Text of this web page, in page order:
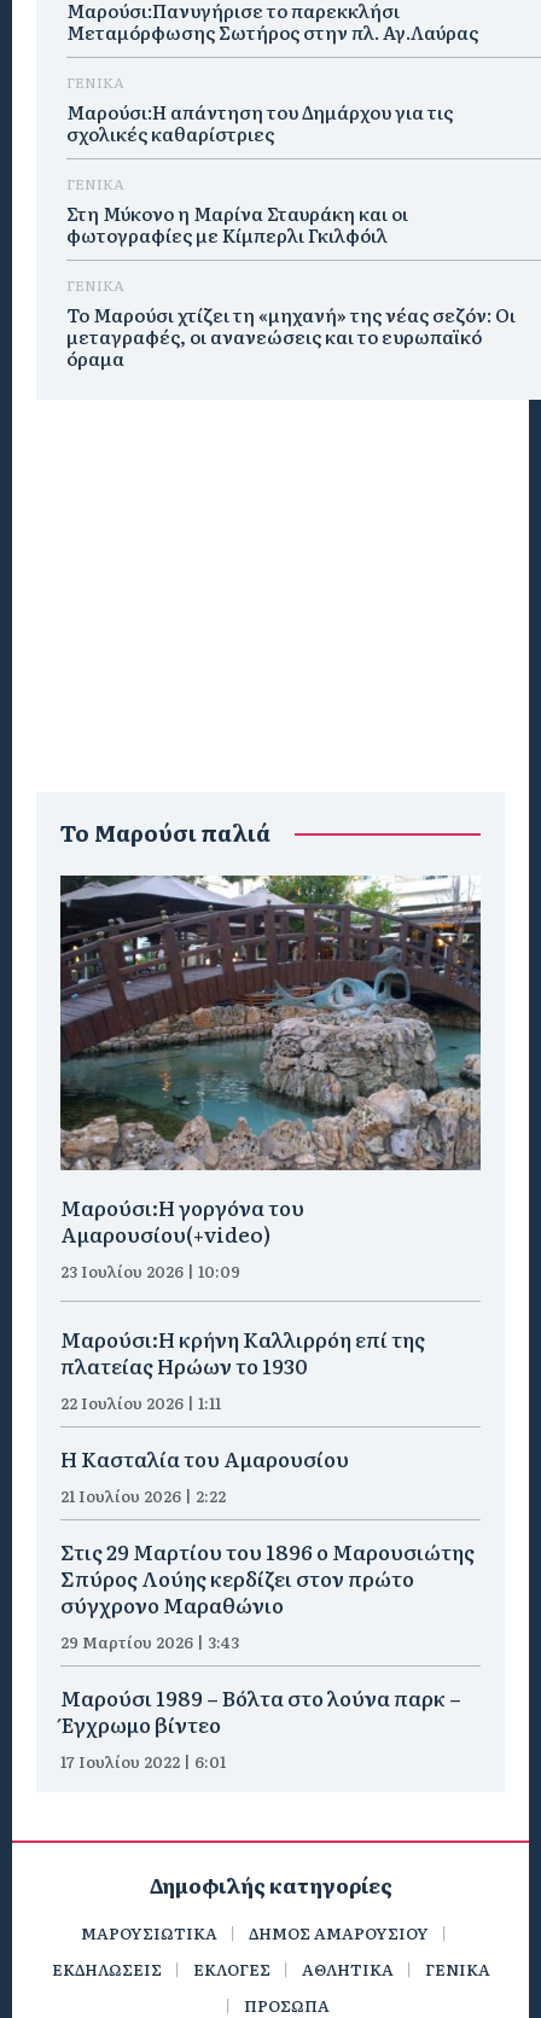
Μαρούσι:Πανυγήρισε το παρεκκλήσι
Μεταμόρφωσης Σωτήρος στην πλ. Αγ.Λαύρας
ΓΕΝΙΚΑ
Μαρούσι:Η απάντηση του Δημάρχου για τις
σχολικές καθαρίστριες
ΓΕΝΙΚΑ
Στη Μύκονο η Μαρίνα Σταυράκη και οι
φωτογραφίες με Κίμπερλι Γκιλφόιλ
ΓΕΝΙΚΑ
Το Μαρούσι χτίζει τη «μηχανή» της νέας σεζόν: Οι
μεταγραφές, οι ανανεώσεις και το ευρωπαϊκό
όραμα
To Μαρούσι παλιά
Μαρούσι:H γοργόνα του
Αμαρουσίου(+video)
23 Ιουλίου 2026 | 10:09
Μαρούσι:Η κρήνη Καλλιρρόη επί της
πλατείας Ηρώων το 1930
22 Ιουλίου 2026 | 1:11
Η Κασταλία του Αμαρουσίου
21 Ιουλίου 2026 | 2:22
Στις 29 Μαρτίου του 1896 ο Μαρουσιώτης
Σπύρος Λούης κερδίζει στον πρώτο
σύγχρονο Μαραθώνιο
29 Μαρτίου 2026 | 3:43
Μαρούσι 1989 – Βόλτα στο λούνα παρκ –
Έγχρωμο βίντεο
17 Ιουλίου 2022 | 6:01
Δημοφιλής κατηγορίες
ΜΑΡΟΥΣΙΩΤΙΚΑ
ΔΗΜΟΣ ΑΜΑΡΟΥΣΙΟΥ
ΕΚΔΗΛΩΣΕΙΣ
ΕΚΛΟΓΕΣ ΑΘΛΗΤΙΚΑ
ΓΕΝΙΚΑ
ΠΡΟΣΩΠΑ